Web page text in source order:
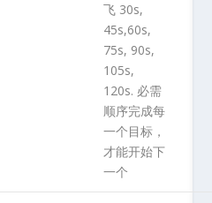
飞 30s,
45s,60s,
75s, 90s,
105s,
120s. 必需
顺序完成每
一个目标，
才能开始下
一个